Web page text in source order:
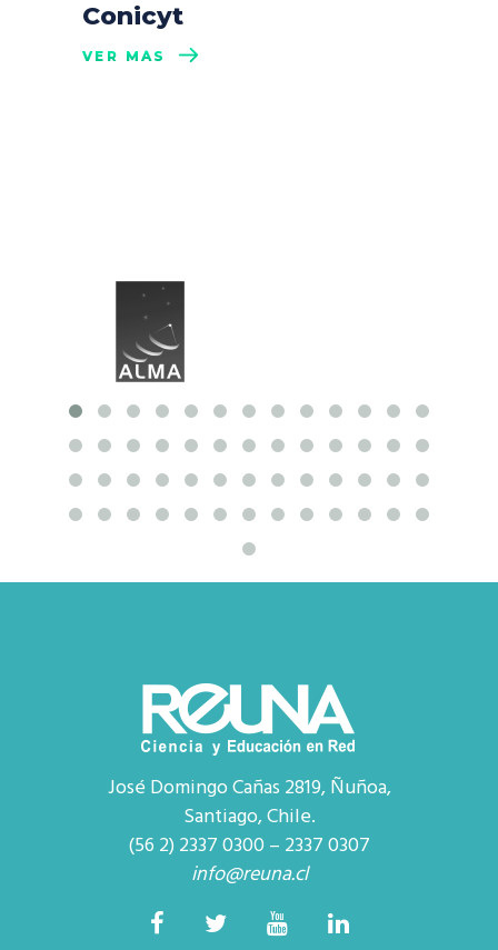
Conicyt
VER MÁS
José Domingo Cañas 2819, Ñuñoa,
Santiago, Chile.
(56 2) 2337 0300 – 2337 0307
info@reuna.cl